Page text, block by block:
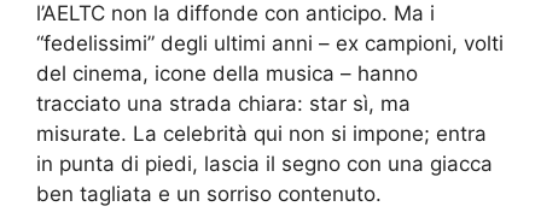
l’AELTC non la diffonde con anticipo. Ma i
“fedelissimi” degli ultimi anni – ex campioni, volti
del cinema, icone della musica – hanno
tracciato una strada chiara: star sì, ma
misurate. La celebrità qui non si impone; entra
in punta di piedi, lascia il segno con una giacca
ben tagliata e un sorriso contenuto.